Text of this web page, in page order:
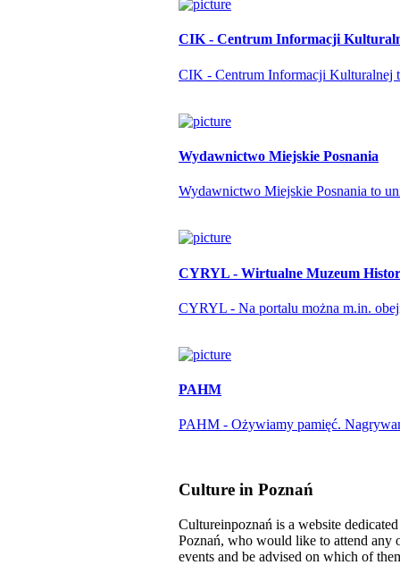
CIK - Centrum Informacji
CIK - Centrum Informacji Kulturalnej
Wydawnictwo Miejskie Posnania
Wydawnictwo Miejskie Posnania to
CYRYL - Wirtualne Muzeum
CYRYL - Na portalu można m.in.
PAHM
PAHM - Ożywiamy pamięć.
Culture in Poznań
Cultureinpoznań is a website
Poznań, who would like to attend any
events and be advised on which of